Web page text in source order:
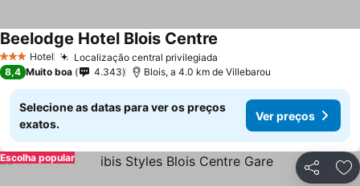
3 EstrelasHotel Localização central privilegiada
Beelodge Hotel Blois Centre
8,4 Muito boa 4.343 Blois, a 4.0 km de Villebarou
Selecione as datas para ver os preços
exatos.
Ver preços
Partilhar
Escolha popular